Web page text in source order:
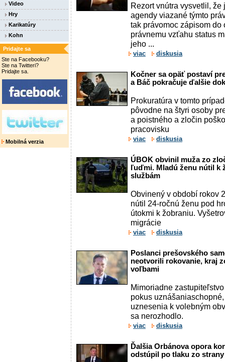
Video
Hry
Karikatúry
Kohn
Pridajte sa
Ste na Facebooku?
Ste na Twitteri?
Pridajte sa.
Mobilná verzia
Rezort vnútra vysvetlil,
agendy viazané týmto
tak právomoc zápisom
právnemu vzťahu status
jeho ...
viac diskusia
Kočner sa opäť postaví
a Báč pokračuje ďalšie
Prokuratúra v tomto
pôvodne na štyri osoby
a poistného a zločin
pracovisku
viac diskusia
ÚBOK obvinil muža zo
ľuďmi. Mladú ženu nútil k
službám
Obvinený v období rokov
nútil 24-ročnú ženu pod
útokmi k žobraniu.
migrácie
viac diskusia
Poslanci prešovského
neotvorili rokovanie, kraj
voľbami
Mimoriadne
pokus
uznesenia k volebným
sa nerozhodlo.
viac diskusia
Ďalšia Orbánova opora
odstúpil po tlaku zo